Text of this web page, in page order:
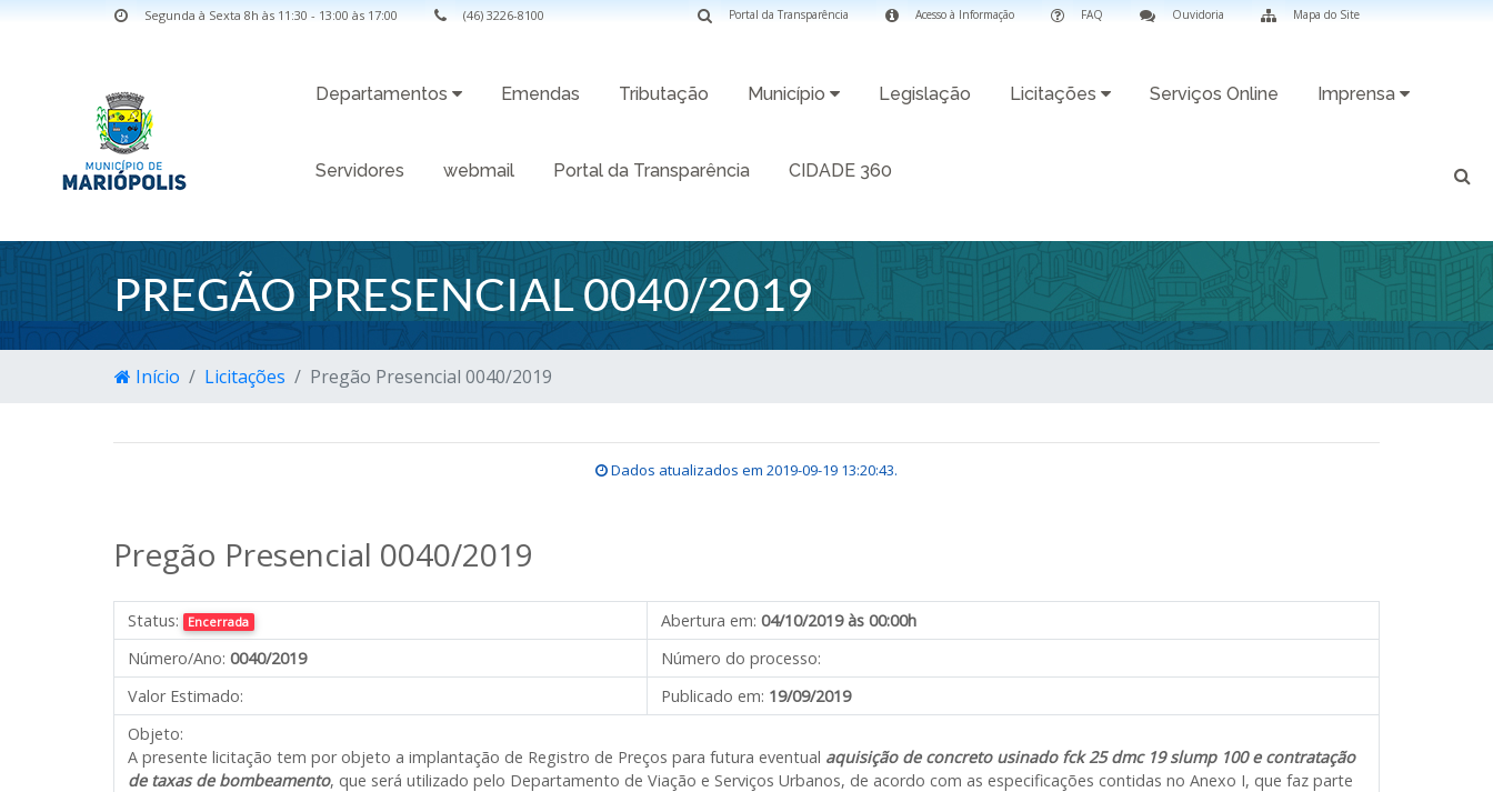
Segunda à Sexta 8h às 11:30 - 13:00 às 17:00 (46) 3226-8100 Mapa do Site
Ouvidoria
FAQ
Acesso à Informação
Portal da Transparência
Departamentos Emendas Tributação Município Legislação Licitações Serviços Online Imprensa
Servidores webmail Portal da Transparência CIDADE 360
PREGÃO PRESENCIAL 0040/2019
Início Licitações Pregão Presencial 0040/2019
Dados atualizados em 2019-09-19 13:20:43.
Pregão Presencial 0040/2019
Status: Encerrada Abertura em: 04/10/2019 às 00:00h
Número/Ano: 0040/2019
Número do processo:
Valor Estimado:
Publicado em: 19/09/2019
Objeto:
A presente licitação tem por objeto a implantação de Registro de Preços para futura eventual aquisição de concreto usinado fck 25 dmc 19 slump 100 e contratação
de taxas de bombeamento, que será utilizado pelo Departamento de Viação e Serviços Urbanos, de acordo com as especificações contidas no Anexo I, que faz parte